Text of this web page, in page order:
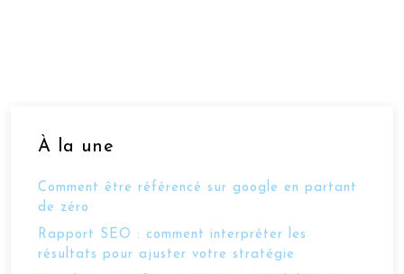
À la une
Comment être référencé sur google en partant
de zéro
Rapport SEO : comment interpréter les
résultats pour ajuster votre stratégie